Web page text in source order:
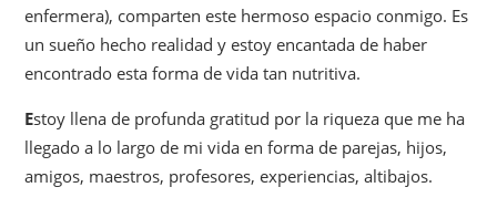
enfermera), comparten este hermoso espacio conmigo. Es
un sueño hecho realidad y estoy encantada de haber
encontrado esta forma de vida tan nutritiva.
Estoy llena de profunda gratitud por la riqueza que me ha
llegado a lo largo de mi vida en forma de parejas, hijos,
amigos, maestros, profesores, experiencias, altibajos.